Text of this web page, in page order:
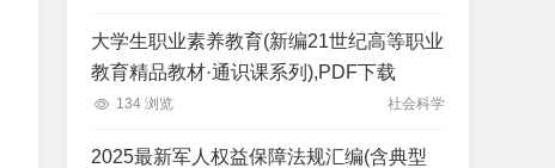
大学生职业素养教育(新编21世纪高等职业
教育精品教材·通识课系列),PDF下载
134 浏览 社会科学
2025最新军人权益保障法规汇编(含典型